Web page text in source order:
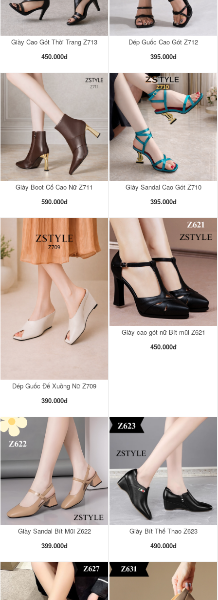
Giày Cao Gót Thời Trang Z713
450.000đ
Dép Guốc Cao Gót Z712
395.000đ
Giày Boot Cổ Cao Nữ Z711
590.000đ
Giày Sandal Cao Gót Z710
395.000đ
Dép Guốc Đế Xuồng Nữ Z709
390.000đ
Giày cao gót nữ Bít mũi Z621
450.000đ
Giày Sandal Bít Mũi Z622
399.000đ
Giày Bít Thể Thao Z623
490.000đ